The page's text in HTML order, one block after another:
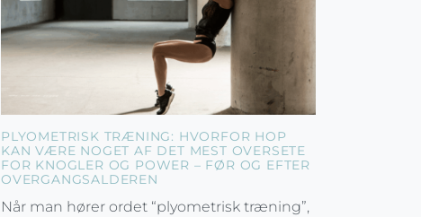
PLYOMETRISK TRÆNING: HVORFOR HOP
KAN VÆRE NOGET AF DET MEST OVERSETE
FOR KNOGLER OG POWER – FØR OG EFTER
OVERGANGSALDEREN
Når man hører ordet “plyometrisk træning”,